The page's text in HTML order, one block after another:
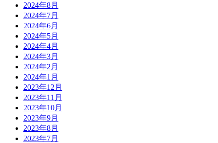
2024年8月
2024年7月
2024年6月
2024年5月
2024年4月
2024年3月
2024年2月
2024年1月
2023年12月
2023年11月
2023年10月
2023年9月
2023年8月
2023年7月